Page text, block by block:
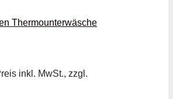
Thermounterwäsche
inkl. MwSt., zzgl.